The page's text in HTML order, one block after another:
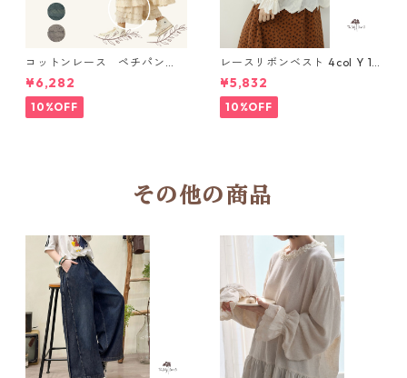
コットンレース ペチパン
ツ 6 colors R2020131
¥6,282
10%OFF
レースリボンベスト 4col Y 111
15
¥5,832
10%OFF
その他の商品